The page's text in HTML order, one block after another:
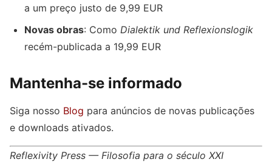
a um preço justo de 9,99 EUR
Novas obras: Como Dialektik und Reflexionslogik
recém-publicada a 19,99 EUR
Mantenha-se informado
Siga nosso Blog para anúncios de novas publicações
e downloads ativados.
Reflexivity Press — Filosofia para o século XXI